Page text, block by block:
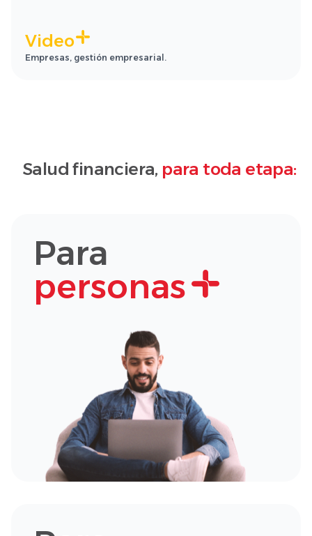
Video
Empresas, gestión empresarial.
Salud financiera, para toda etapa:
Para
personas